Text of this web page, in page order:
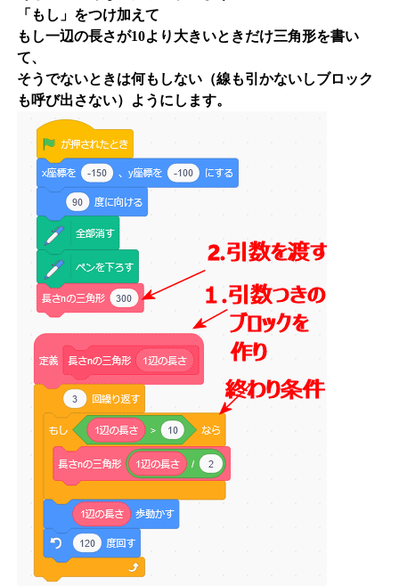
「もし」をつけ加えて
もし一辺の長さが10より大きいときだけ三角形を書い
て、
そうでないときは何もしない（線も引かないしブロック
も呼び出さない）ようにします。